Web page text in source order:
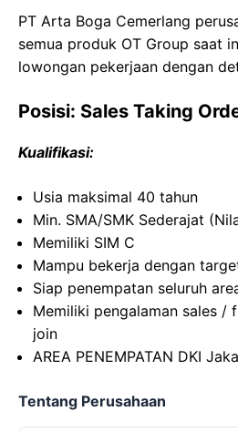
PT Arta Boga Cemerlang
semua produk OT Group saat
lowongan pekerjaan dengan
Posisi: Sales Taking
Kualifikasi:
Usia maksimal 40 tahun
Min. SMA/SMK Sederajat
Memiliki SIM C
Mampu bekerja dengan
Siap penempatan seluruh
Memiliki pengalaman sales /
join
AREA PENEMPATAN DKI
Tentang Perusahaan